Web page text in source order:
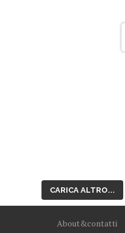
CARICA ALTRO...
About&contatti